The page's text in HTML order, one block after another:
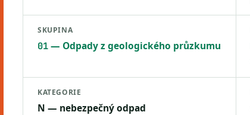
SKUPINA
01— Odpady z geologického průzkumu
KATEGORIE
N — nebezpečný odpad